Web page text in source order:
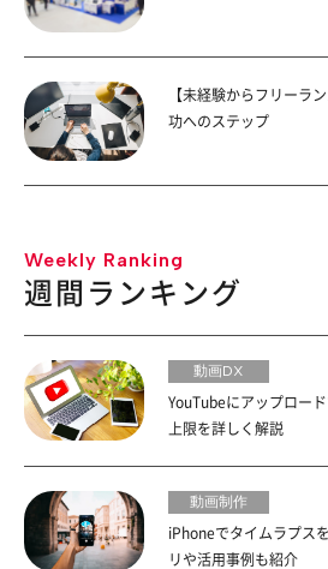
【未経験からフリーラ
功へのステップ
Weekly Ranking
週間ランキング
動画DX
YouTubeにアップロー
上限を詳しく解説
動画制作
iPhoneでタイムラプス
リや活用事例も紹介